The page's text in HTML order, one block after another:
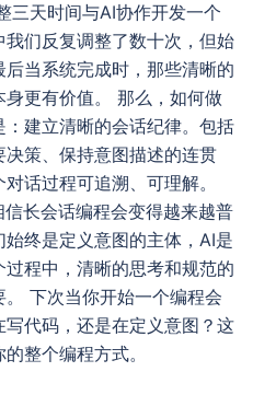
三天时间与AI协作开发一个
们反复调整了数十次，但始
当系统完成时，那些清晰的
更有价值。 那么，如何做
建立清晰的会话纪律。包括
策、保持意图描述的连贯
话过程可追溯、可理解。
长会话编程会变得越来越普
终是定义意图的主体，AI是
程中，清晰的思考和规范的
下次当你开始一个编程会
代码，还是在定义意图？这
整个编程方式。